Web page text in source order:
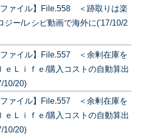
ファイル】File.558 ＜跡取りは楽
ジー/レシピ動画で海外に('17/10/2
ファイル】File.557 ＜余剰在庫を
ｅＬｉｆｅ/購入コストの自動算出
10/20)
ファイル】File.557 ＜余剰在庫を
ｅＬｉｆｅ/購入コストの自動算出
10/20)